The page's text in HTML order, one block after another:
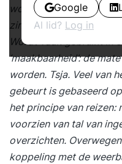
woordenboek als
zinnen als ‘opdat je kunt
Wordt vaak gebruikt in
‘maakbaarheid’: de
worden. Tsja. Veel van
gebeurt is gebaseerd
het principe van reizen:
voorzien van tal van
overzichten.
koppeling met de
Google
Al lid? Log in